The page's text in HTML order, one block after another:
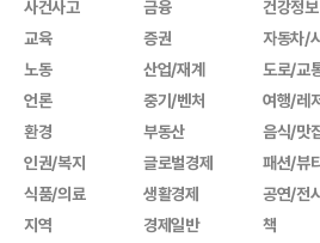
사건사고
교육
노동
언론
환경
인권/복지
식품/의료
지역
금융
증권
산업/재계
중기/벤처
부동산
글로벌경제
생활경제
경제일반
건강정보
자동차/
도로/교
여행/레
음식/맛
패션/뷰
공연/전
책